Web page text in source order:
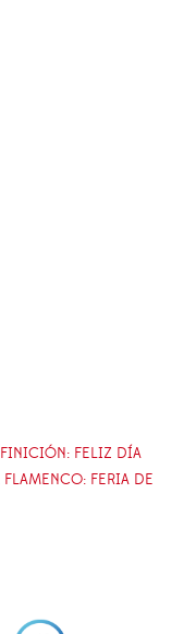
FELIZ DÍA
FERIA DE